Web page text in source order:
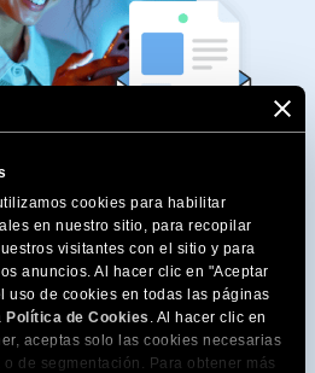
cookies para habilitar
en nuestro sitio, para recopilar
visitantes con el sitio y para
anuncios. Al hacer clic en "Aceptar
uso de cookies en todas las páginas
Política de Cookies . Al hacer clic en
aceptas solo las cookies necesarias
de segmentación. Para obtener más
recibir
para recibir el contenido
darte de baja en cualquier